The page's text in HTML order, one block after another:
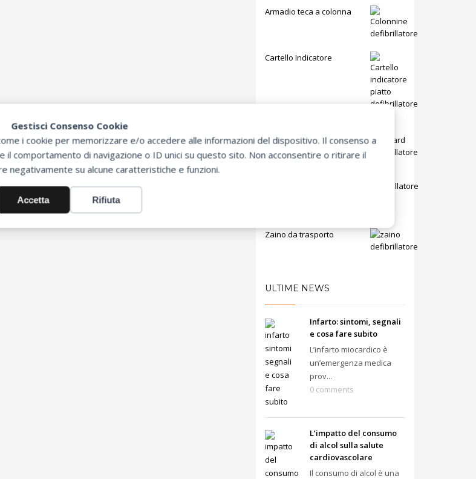
Gestisci Consenso Cookie
i cookie per memorizzare e/o accedere alle informazioni del dispositivo. Il consenso a
comportamento di navigazione o ID unici su questo sito. Non acconsentire o ritirare il
negativamente su alcune caratteristiche e funzioni.
Accetta Rifiuta
Armadio teca a colonna
Cartello Indicatore
Zaino da trasporto
ULTIME NEWS
Infarto: sintomi, segnali
e cosa fare subito
L’infarto miocardico è
un’emergenza medica
prov...
0 comments
L’impatto del consumo
di alcol sulla salute
cardiovascolare
Il consumo di alcol è una